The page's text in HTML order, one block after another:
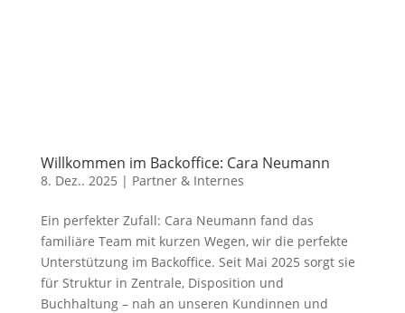
Willkommen im Backoffice: Cara Neumann
8. Dez.. 2025 | Partner & Internes
Ein perfekter Zufall: Cara Neumann fand das
familiäre Team mit kurzen Wegen, wir die perfekte
Unterstützung im Backoffice. Seit Mai 2025 sorgt sie
für Struktur in Zentrale, Disposition und
Buchhaltung – nah an unseren Kundinnen und